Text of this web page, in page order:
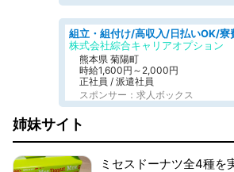
株式会社綜合キャリアオプション
熊本県 菊陽町
時給1,600円～2,000円
正社員 / 派遣社員
スポンサー：求人ボックス
姉妹サイト
ミセスドーナツ全4種を